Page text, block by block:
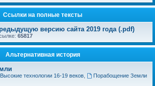
Ссылки на полные тексты
версию сайта 2019 года (.pdf)
65817
Альтернативная история
Высокие технологии 16-19 веков,
Порабощение Земли